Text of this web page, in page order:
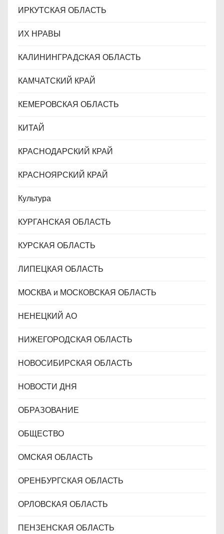
ИРКУТСКАЯ ОБЛАСТЬ
ИХ НРАВЫ
КАЛИНИНГРАДCКАЯ ОБЛАСТЬ
КАМЧАТСКИЙ КРАЙ
КЕМЕРОВСКАЯ ОБЛАСТЬ
КИТАЙ
КРАСНОДАРСКИЙ КРАЙ
КРАСНОЯРСКИЙ КРАЙ
Культура
КУРГАНСКАЯ ОБЛАСТЬ
КУРСКАЯ ОБЛАСТЬ
ЛИПЕЦКАЯ ОБЛАСТЬ
МОСКВА и МОСКОВСКАЯ ОБЛАСТЬ
НЕНЕЦКИЙ АО
НИЖЕГОРОДСКАЯ ОБЛАСТЬ
НОВОСИБИРСКАЯ ОБЛАСТЬ
НОВОСТИ ДНЯ
ОБРАЗОВАНИЕ
ОБЩЕСТВО
ОМСКАЯ ОБЛАСТЬ
ОРЕНБУРГСКАЯ ОБЛАСТЬ
ОРЛОВСКАЯ ОБЛАСТЬ
ПЕНЗЕНСКАЯ ОБЛАСТЬ